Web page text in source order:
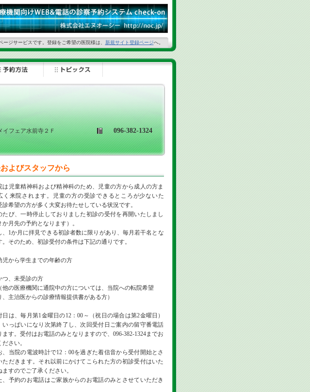
ジサービスです。登録をご希望の医院様は、 新規サイト登録ページへ。
フェア水前寺２Ｆ 096-382-1324
よびスタッフから
児童精神科および精神科のため、児童の方から成人の方ま
く来院されます。児童の方の受診できるところが少ないた
診希望の方が多く大変お待たせしている状況です。
び、一時停止しておりました初診の受付を再開いたしまし
か月先の予約となります）。
1か月に拝見できる初診者数に限りがあり、毎月若干名とな
。そのため、初診受付の条件は下記の通りです。
から学生までの年齢の方
、未受診の方
医療機関に通院中の方については、当院への転院希望
、主治医からの診療情報提供書がある方）
は、毎月第1金曜日の12：00～（祝日の場合は第2金曜日）
いっぱいになり次第終了し、次回受付日ご案内の留守番電話
ます。受付はお電話のみとなりますので、096-382-1324までお
さい。
当院の電波時計で12：00を過ぎた着信音から受付開始とさ
ただきます。それ以前にかけてこられた方の初診受付はいた
ますのでご了承ください。
予約のお電話はご家族からのお電話のみとさせていただき